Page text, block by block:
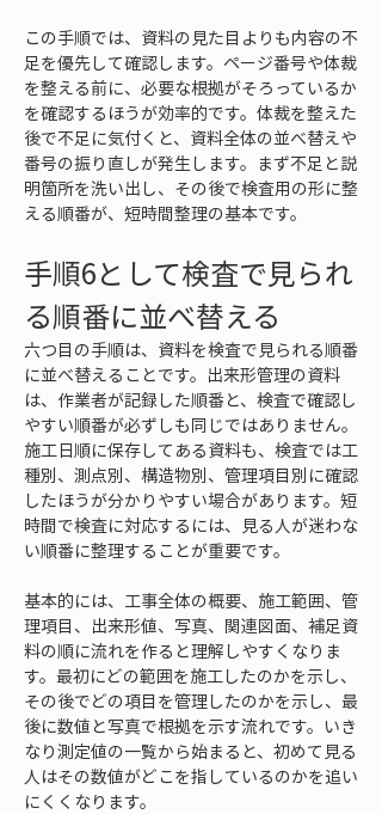
この手順では、資料の見た目よりも内容の不
足を優先して確認します。ページ番号や体裁
を整える前に、必要な根拠がそろっているか
を確認するほうが効率的です。体裁を整えた
後で不足に気付くと、資料全体の並べ替えや
番号の振り直しが発生します。まず不足と説
明箇所を洗い出し、その後で検査用の形に整
える順番が、短時間整理の基本です。
手順6として検査で見られ
る順番に並べ替える
六つ目の手順は、資料を検査で見られる順番
に並べ替えることです。出来形管理の資料
は、作業者が記録した順番と、検査で確認し
やすい順番が必ずしも同じではありません。
施工日順に保存してある資料も、検査では工
種別、測点別、構造物別、管理項目別に確認
したほうが分かりやすい場合があります。短
時間で検査に対応するには、見る人が迷わな
い順番に整理することが重要です。
基本的には、工事全体の概要、施工範囲、管
理項目、出来形値、写真、関連図面、補足資
料の順に流れを作ると理解しやすくなりま
す。最初にどの範囲を施工したのかを示し、
その後でどの項目を管理したのかを示し、最
後に数値と写真で根拠を示す流れです。いき
なり測定値の一覧から始まると、初めて見る
人はその数値がどこを指しているのかを追い
にくくなります。